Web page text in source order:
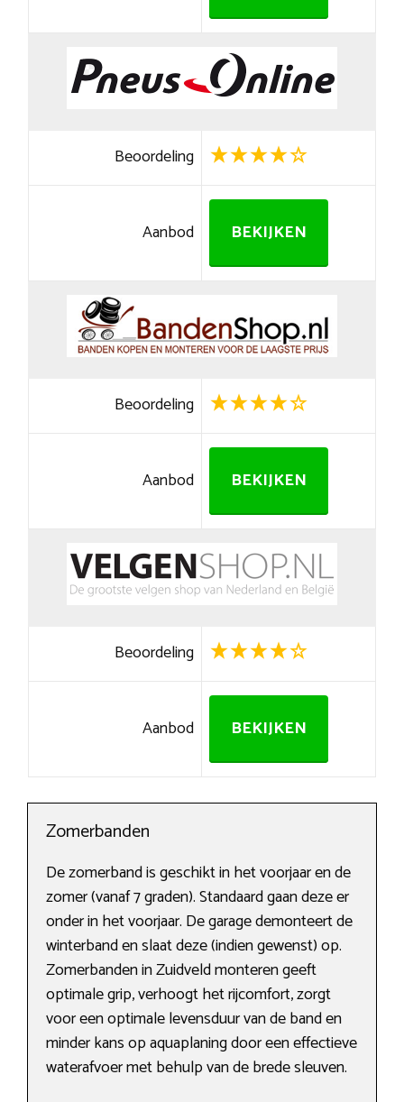
Beoordeling
Aanbod BEKIJKEN
Beoordeling
Aanbod BEKIJKEN
Beoordeling
Aanbod BEKIJKEN
Zomerbanden
De zomerband is geschikt in het voorjaar en de
zomer (vanaf 7 graden). Standaard gaan deze er
onder in het voorjaar. De garage demonteert de
winterband en slaat deze (indien gewenst) op.
Zomerbanden in Zuidveld monteren geeft
optimale grip, verhoogt het rijcomfort, zorgt
voor een optimale levensduur van de band en
minder kans op aquaplaning door een effectieve
waterafvoer met behulp van de brede sleuven.